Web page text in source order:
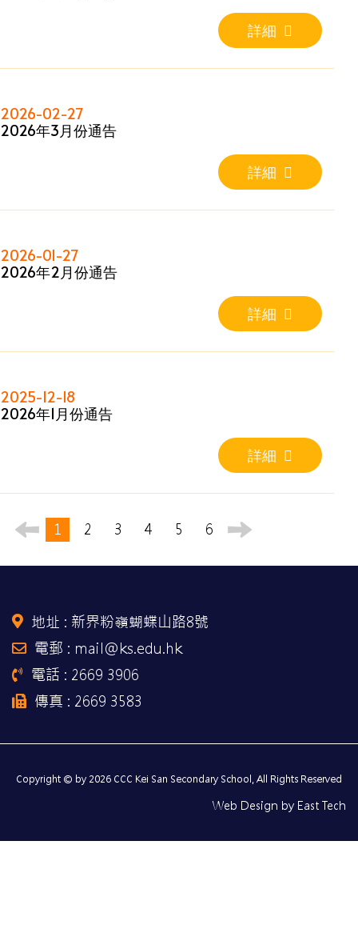
詳細
2026-02-27
2026年3月份通告
詳細
2026-01-27
2026年2月份通告
詳細
2025-12-18
2026年1月份通告
詳細
1 2 3 4 5 6
地址 : 新界粉嶺蝴蝶山路8號
電郵 : mail@ks.edu.hk
電話 : 2669 3906
傳真 : 2669 3583
Copyright © by 2026 CCC Kei San Secondary School, All Rights Reserved
Web Design by East Tech